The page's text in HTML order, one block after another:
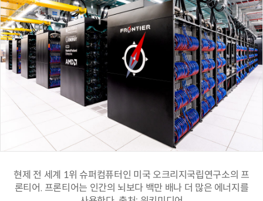
현제 전 세계 1위 슈퍼컴퓨터인 미국 오크리지국립연구소의 프
론티어. 프론티어는 인간의 뇌보다 백만 배나 더 많은 에너지를